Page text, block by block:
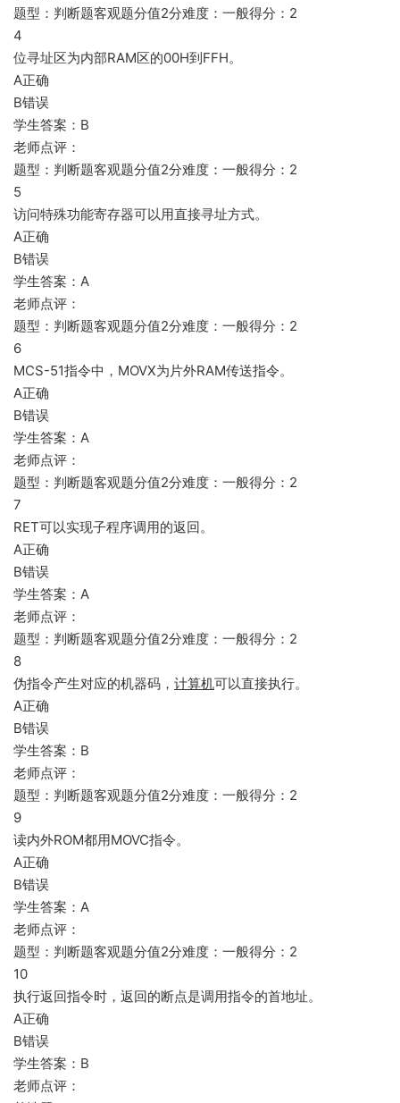
题型：判断题客观题分值2分难度：一般得分：2
4
位寻址区为内部RAM区的00H到FFH。
A正确
B错误
学生答案：B
老师点评：
题型：判断题客观题分值2分难度：一般得分：2
5
访问特殊功能寄存器可以用直接寻址方式。
A正确
B错误
学生答案：A
老师点评：
题型：判断题客观题分值2分难度：一般得分：2
6
MCS-51指令中，MOVX为片外RAM传送指令。
A正确
B错误
学生答案：A
老师点评：
题型：判断题客观题分值2分难度：一般得分：2
7
RET可以实现子程序调用的返回。
A正确
B错误
学生答案：A
老师点评：
题型：判断题客观题分值2分难度：一般得分：2
8
伪指令产生对应的机器码， 计算机可以直接执行。
A正确
B错误
学生答案：B
老师点评：
题型：判断题客观题分值2分难度：一般得分：2
9
读内外ROM都用MOVC指令。
A正确
B错误
学生答案：A
老师点评：
题型：判断题客观题分值2分难度：一般得分：2
10
执行返回指令时，返回的断点是调用指令的首地址。
A正确
B错误
学生答案：B
老师点评：